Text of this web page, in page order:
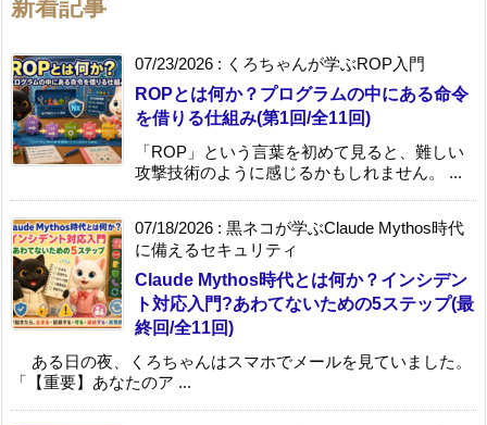
新着記事
07/23/2026 : くろちゃんが学ぶROP入門
ROPとは何か？プログラムの中にある命令
を借りる仕組み(第1回/全11回)
「ROP」という言葉を初めて見ると、難しい
攻撃技術のように感じるかもしれません。 ...
07/18/2026 : 黒ネコが学ぶClaude Mythos時代
に備えるセキュリティ
Claude Mythos時代とは何か？インシデン
ト対応入門?あわてないための5ステップ(最
終回/全11回)
ある日の夜、くろちゃんはスマホでメールを見ていました。
「【重要】あなたのア ...